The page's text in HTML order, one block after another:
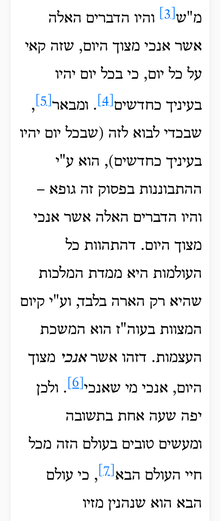
מ"ש
והיו הדברים האלה
אשר אנכי מצוך היום, שזה קאי
על כל יום, כי בכל יום יהיו
בעיניך כחדשים
. ומבאר
,
שבכדי לבוא לזה (שבכל יום יהיו
בעיניך כחדשים), הוא ע"י
ההתבוננות בפסוק זה גופא –
והיו הדברים האלה אשר אנכי
מצוך היום. דהתהוות כל
העולמות היא ממדת המלכות
שהיא רק הארה בלבד, וע"י קיום
המצוות בעוה"ז הוא המשכת
העצמות. דזהו אשראנכי מצוך
היום, אנכי מי שאנכי
. ולכן
יפה שעה אחת בתשובה
ומעשים טובים בעולם הזה מכל
חיי העולם הבא
, כי עולם
הבא הוא שנהנין מזיו